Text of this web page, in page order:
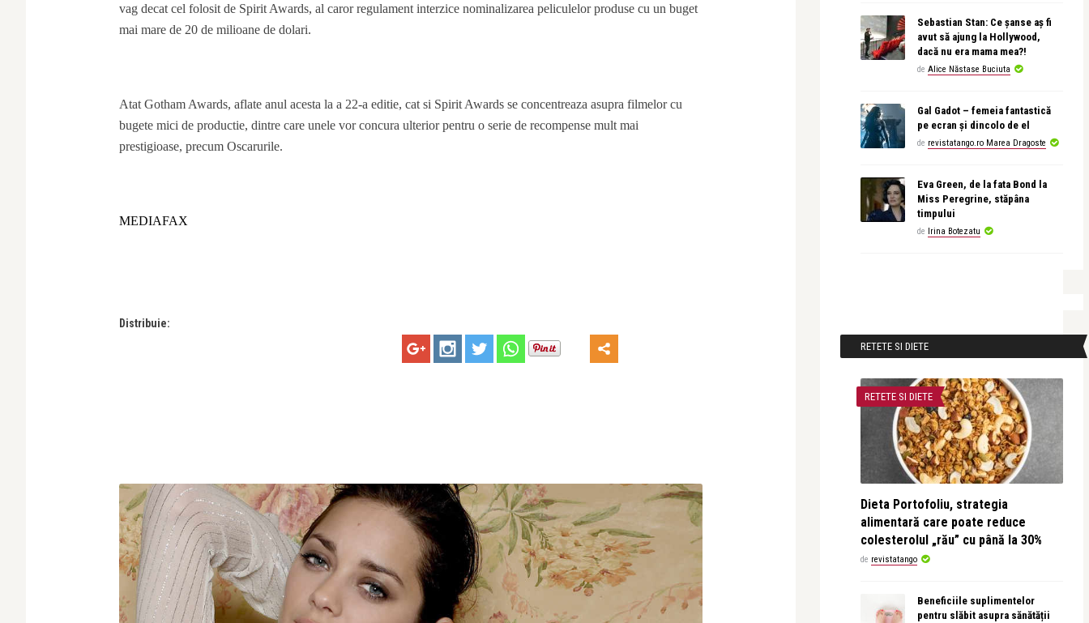
vag decat cel folosit de Spirit Awards, al caror regulament interzice nominalizarea peliculelor produse cu un buget
mai mare de 20 de milioane de dolari.
Atat Gotham Awards, aflate anul acesta la a 22-a editie, cat si Spirit Awards se concentreaza asupra filmelor cu
bugete mici de productie, dintre care unele vor concura ulterior pentru o serie de recompense mult mai
prestigioase, precum Oscarurile.
MEDIAFAX
Distribuie:
Sebastian Stan: Ce șanse aș fi
avut să ajung la Hollywood,
dacă nu era mama mea?!
de Alice Năstase Buciuta
Gal Gadot – femeia fantastică
pe ecran și dincolo de el
de revistatango.ro Marea Dragoste
Eva Green, de la fata Bond la
Miss Peregrine, stăpâna
timpului
de Irina Botezatu
RETETE SI DIETE
RETETE SI DIETE
Dieta Portofoliu, strategia
alimentară care poate reduce
colesterolul „rău” cu până la 30%
de revistatango
Beneficiile suplimentelor
pentru slăbit asupra sănătății